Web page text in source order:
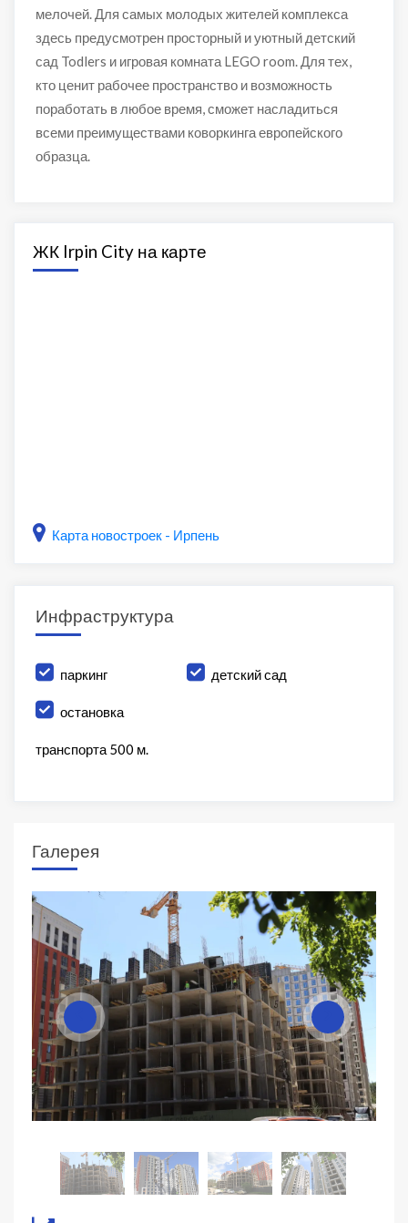
мелочей. Для самых молодых жителей комплекса
здесь предусмотрен просторный и уютный детский
сад Todlers и игровая комната LEGO room. Для тех,
кто ценит рабочее пространство и возможность
поработать в любое время, сможет насладиться
всеми преимуществами коворкинга европейского
образца.
ЖК Irpin City на карте
Карта новостроек - Ирпень
Инфраструктура
паркинг детский сад
остановка
транспорта 500 м.
Галерея